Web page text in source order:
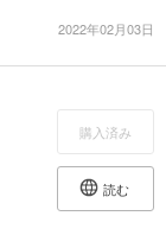
2022年02月03日
購入済み
読む